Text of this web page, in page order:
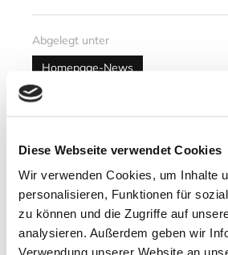
Diese Webseite verwendet Cookies
Wir verwenden Cookies, um Inhalte
personalisieren, Funktionen für
zu können und die Zugriffe auf
analysieren. Außerdem geben wir
Abgelegt unter
Homepage-News
Sound of Norway
26. April 2014
Vorheriger Artikel